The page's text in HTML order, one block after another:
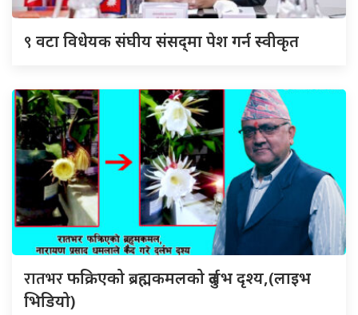
९ वटा विधेयक संघीय संसद्‌मा पेश गर्न स्वीकृत
रातभरफक्रिएको ब्रह्मकमलको दुर्लभ दृश्य,(लाइभ
भिडियो)